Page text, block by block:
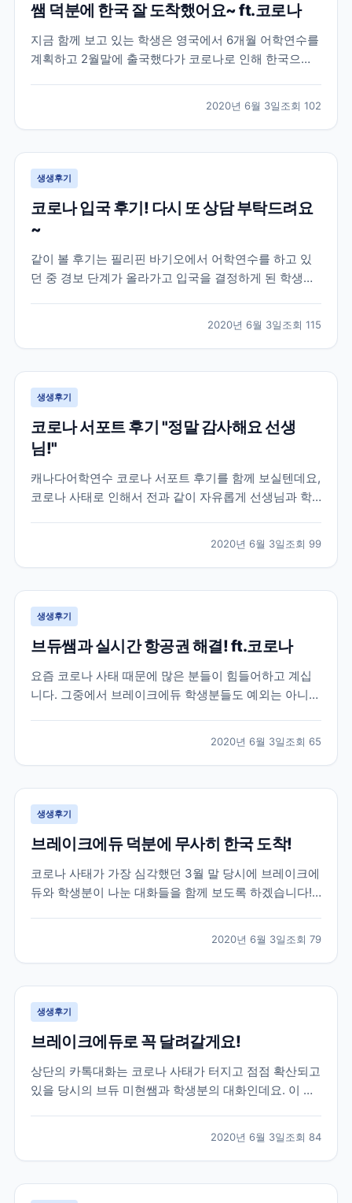
쌤 덕분에 한국 잘 도착했어요~ ft.코로나
지금 함께 보고 있는 학생은 영국에서 6개월 어학연수를
계획하고 2월말에 출국했다가 코로나로 인해 한국으로
으로 아무래도 시기가 시기인지라 돌아오는 항공편을 구
하기 어렵다보니 브레이크에듀 쌤에게 항공권에 대한 조
언과...
2020년 6월 3일조회 102
생생후기
코로나 입국 후기! 다시 또 상담 부탁드려요
~
같이 볼 후기는 필리핀 바기오에서 어학연수를 하고 있
던 중 경보 단계가 올라가고 입국을 결정하게 된 학생과
이 한국으로 귀국하기 위해 이용해야 하는 상황인데도
공항까지 이동조차 어려워 지던 상황이라 상황이 매우
급...
2020년 6월 3일조회 115
생생후기
코로나 서포트 후기 "정말 감사해요 선생
님!"
캐나다어학연수 코로나 서포트 후기를 함께 보실텐데요,
코로나 사태로 인해서 전과 같이 자유롭게 선생님과 학
을 위해 선생님과 학생들이 화상으로 수업하는 온라인
강의로 대체되었는데요. 학원 직원분들도 우리나라와 같
이 재택근...
2020년 6월 3일조회 99
생생후기
브듀쌤과 실시간 항공권 해결! ft.코로나
요즘 코로나 사태 때문에 많은 분들이 힘들어하고 계십
니다. 그중에서 브레이크에듀 학생분들도 예외는 아니었
이었지만 브레이크에듀는 함께 걱정하고 최선을 다해 옆
에서 서포트 해드리는 게 맞다고 생각합니다. 하단 카톡
은...
2020년 6월 3일조회 65
생생후기
브레이크에듀 덕분에 무사히 한국 도착!
코로나 사태가 가장 심각했던 3월 말 당시에 브레이크에
듀와 학생분이 나눈 대화들을 함께 보도록 하겠습니다!
어학연수를 계획하셨지만 3개월 정도 공부 후, 코로나
사태로 인해 어쩔 수 없이 다시 한국으로 돌아오기로 하
였...
2020년 6월 3일조회 79
생생후기
브레이크에듀로 꼭 달려갈게요!
상단의 카톡대화는 코로나 사태가 터지고 점점 확산되고
있을 당시의 브듀 미현쌤과 학생분의 대화인데요. 이 학
국하실 때만 해도 미국에는 코로나의 영향이 거의 없는
상황이라 무사히 출국을 하셨었는데요. 이제 막 적응하
면...
2020년 6월 3일조회 84